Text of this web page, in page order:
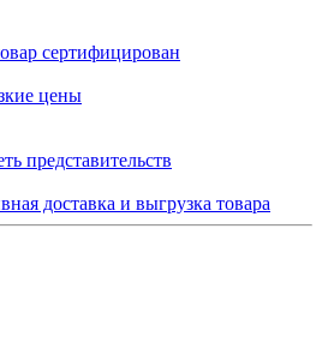
сертифицирован
цены
представительств
доставка и выгрузка товара